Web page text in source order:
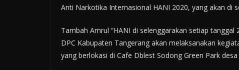
Anti Narkotika Internasional HANI 2020, yang akan di
Tambah Amrul “HANI di selenggarakan setiap
DPC Kabupaten Tangerang akan melaksanakan
yang berlokasi di Cafe Dblest Sodong Green Park